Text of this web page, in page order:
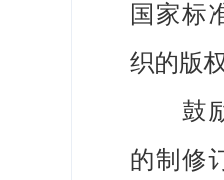
国家标
织的版
鼓励
的制修